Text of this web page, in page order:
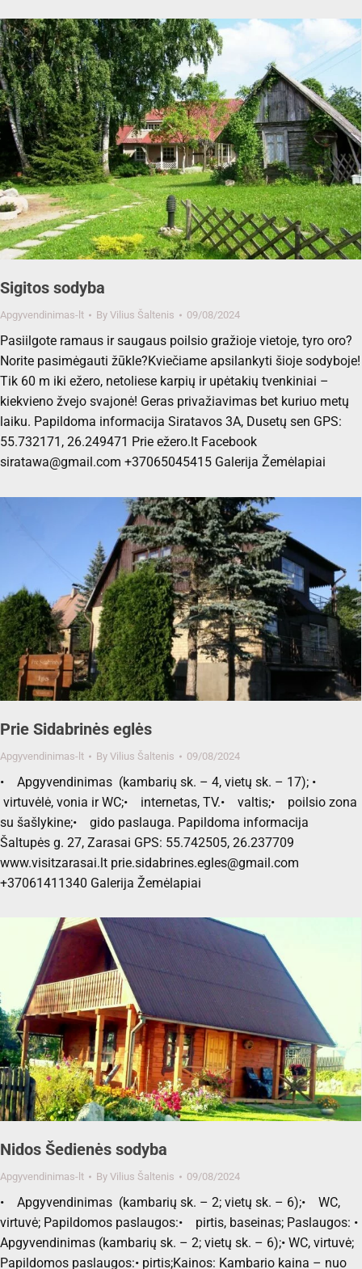
Sigitos sodyba
Apgyvendinimas-lt By Vilius Šaltenis 09/08/2024
Pasiilgote ramaus ir saugaus poilsio gražioje vietoje, tyro oro?
Norite pasimėgauti žūkle?Kviečiame apsilankyti šioje sodyboje!
Tik 60 m iki ežero, netoliese karpių ir upėtakių tvenkiniai –
kiekvieno žvejo svajonė! Geras privažiavimas bet kuriuo metų
laiku. Papildoma informacija Siratavos 3A, Dusetų sen GPS:
55.732171, 26.249471 Prie ežero.lt Facebook
siratawa@gmail.com +37065045415 Galerija Žemėlapiai
Prie Sidabrinės eglės
Apgyvendinimas-lt By Vilius Šaltenis 09/08/2024
• Apgyvendinimas (kambarių sk. – 4, vietų sk. – 17); •
virtuvėlė, vonia ir WC;• internetas, TV.• valtis;• poilsio zona
su šašlykine;• gido paslauga. Papildoma informacija
Šaltupės g. 27, Zarasai GPS: 55.742505, 26.237709
www.visitzarasai.lt prie.sidabrines.egles@gmail.com
+37061411340 Galerija Žemėlapiai
Nidos Šedienės sodyba
Apgyvendinimas-lt By Vilius Šaltenis 09/08/2024
• Apgyvendinimas (kambarių sk. – 2; vietų sk. – 6);• WC,
virtuvė; Papildomos paslaugos:• pirtis, baseinas; Paslaugos: •
Apgyvendinimas (kambarių sk. – 2; vietų sk. – 6);• WC, virtuvė;
Papildomos paslaugos:• pirtis;Kainos: Kambario kaina – nuo